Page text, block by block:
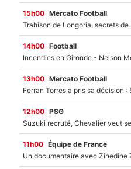
15h00 Mercato Football
14h00 Football
13h00 Mercato Football
12h00 PSG
11h00 Équipe de France